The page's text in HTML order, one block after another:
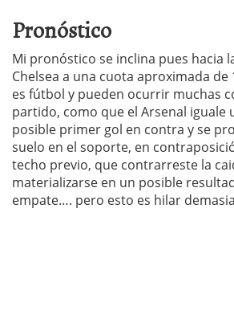
Pronóstico
Mi pronóstico se inclina pues hacia
Chelsea a una cuota aproximada de
es fútbol y pueden ocurrir muchas
partido, como que el Arsenal iguale
posible primer gol en contra y se
suelo en el soporte, en
techo previo, que contrarreste la
materializarse en un posible
empate…. pero esto es hilar